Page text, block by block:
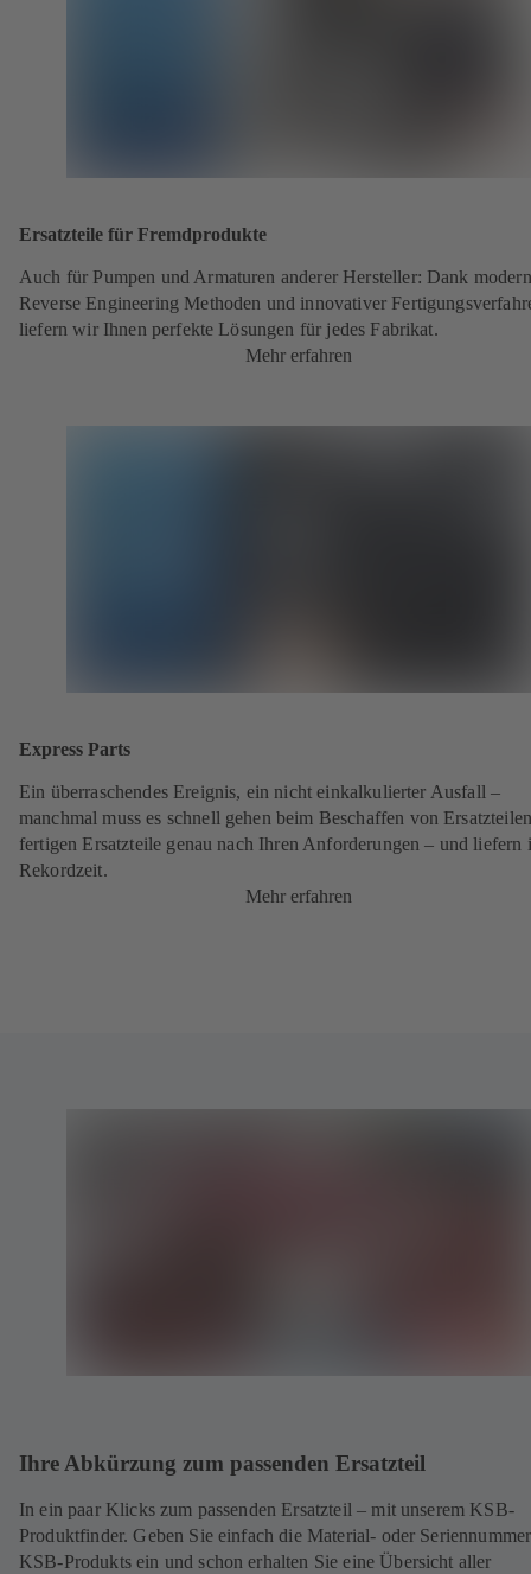
Ersatzteile für Fremdprodukte
Auch für Pumpen und Armaturen anderer Hersteller: Dank
Reverse Engineering Methoden und innovativer
liefern wir Ihnen perfekte Lösungen für jedes Fabrikat.
Mehr erfahren
Express Parts
Ein überraschendes Ereignis, ein nicht einkalkulierter Ausfall –
manchmal muss es schnell gehen beim Beschaffen von
fertigen Ersatzteile genau nach Ihren Anforderungen – und liefern
Rekordzeit.
Mehr erfahren
Ihre Abkürzung zum passenden Ersatzteil
In ein paar Klicks zum passenden Ersatzteil – mit unserem KSB-
Produktfinder. Geben Sie einfach die Material- oder
KSB-Produkts ein und schon erhalten Sie eine Übersicht aller